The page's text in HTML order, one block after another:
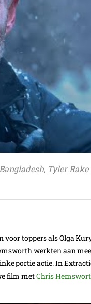
Tyler Rake
toppers als Olga
werkten aan
portie actie. In
film metChris